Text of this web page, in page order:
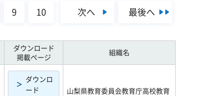
9 10 次へ 最後へ
ダウンロード
掲載ページ
組織名
ダウンロ
ード
山梨県教育委員会教育庁高校教育